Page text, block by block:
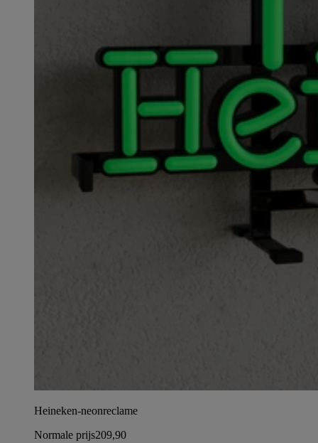
Heineken-neonreclame
Normale prijs209,90